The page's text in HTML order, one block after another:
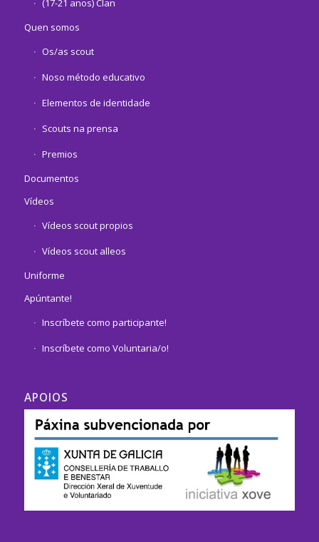
(17-21 anos) Clan
Quen somos
Os/as scout
Noso método educativo
Elementos de identidade
Scouts na prensa
Premios
Documentos
Vídeos
Vídeos scout propios
Vídeos scout alleos
Uniforme
Apúntante!
Inscríbete como participante!
Inscríbete como Voluntaria/o!
APOIOS